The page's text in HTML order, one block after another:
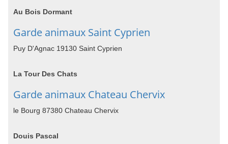
Au Bois Dormant
Garde animaux Saint Cyprien
Puy D'Agnac 19130 Saint Cyprien
La Tour Des Chats
Garde animaux Chateau Chervix
le Bourg 87380 Chateau Chervix
Douis Pascal